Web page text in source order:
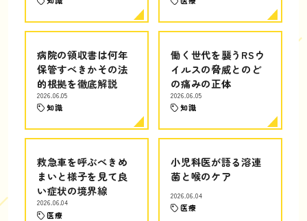
病院の領収書は何年
保管すべきかその法
的根拠を徹底解説
2026.06.05
知識
働く世代を襲うRSウ
イルスの脅威とのど
の痛みの正体
2026.06.05
知識
救急車を呼ぶべきめ
まいと様子を見て良
い症状の境界線
2026.06.04
医療
小児科医が語る溶連
菌と喉のケア
2026.06.04
医療